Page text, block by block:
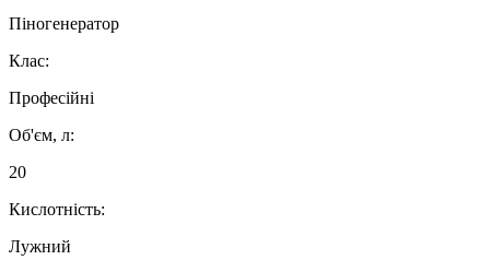
Піногенератор
Клас:
Професійні
Об'єм, л:
20
Кислотність:
Лужний